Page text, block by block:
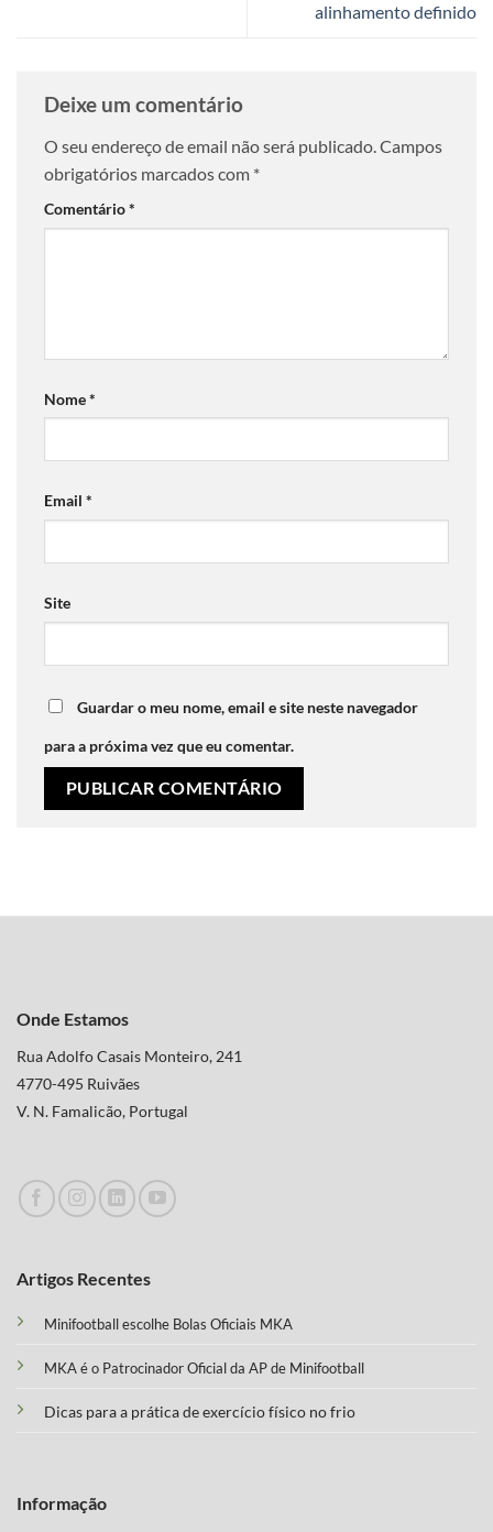
alinhamento definido
Deixe um comentário
O seu endereço de email não será publicado. Campos
obrigatórios marcados com *
Comentário*
Nome*
Email *
Site
Guardar o meu nome, email e site neste navegador
para a próxima vez que eu comentar.
Onde Estamos
Rua Adolfo Casais Monteiro, 241
4770-495 Ruivães
V. N. Famalicão, Portugal
Artigos Recentes
Minifootball escolhe Bolas Oficiais MKA
MKA é o Patrocinador Oficial da AP de Minifootball
Dicas para a prática de exercício físico no frio
Informação